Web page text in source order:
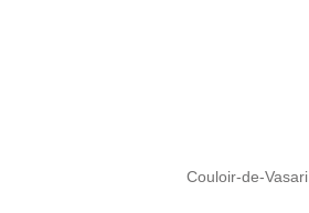
Couloir-de-Vasari